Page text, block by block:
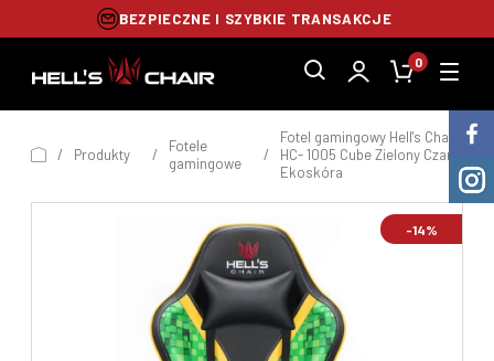
BEZPIECZNE I SZYBKIE TRANSAKCJE
0
/ Produkty /
Fotele
gamingowe
/
Fotel gamingowy Hell's Chair
HC- 1005 Cube Zielony Czarny
Ekoskóra
-14%